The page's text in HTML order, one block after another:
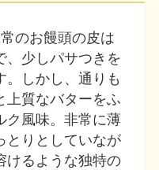
のお饅頭の皮は
、少しパサつきを
。しかし、通りも
上質なバターをふ
ク風味。非常に薄
とりとしていなが
けるような独特の